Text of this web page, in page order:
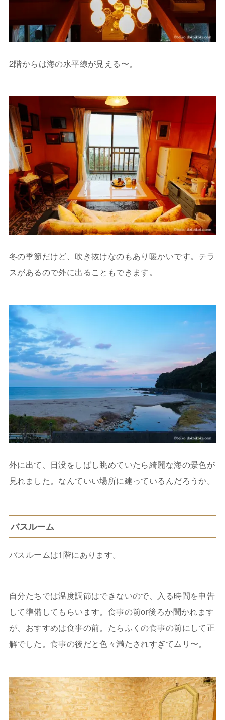
2階からは海の水平線が見える〜。
冬の季節だけど、吹き抜けなのもあり暖かいです。テラ
スがあるので外に出ることもできます。
外に出て、日没をしばし眺めていたら綺麗な海の景色が
見れました。なんていい場所に建っているんだろうか。
バスルーム
バスルームは1階にあります。
自分たちでは温度調節はできないので、入る時間を申告
して準備してもらいます。食事の前or後ろか聞かれます
が、おすすめは食事の前。たらふくの食事の前にして正
解でした。食事の後だと色々満たされすぎてムリ〜。